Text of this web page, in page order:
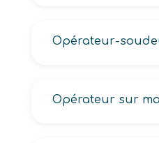
Opérateur-